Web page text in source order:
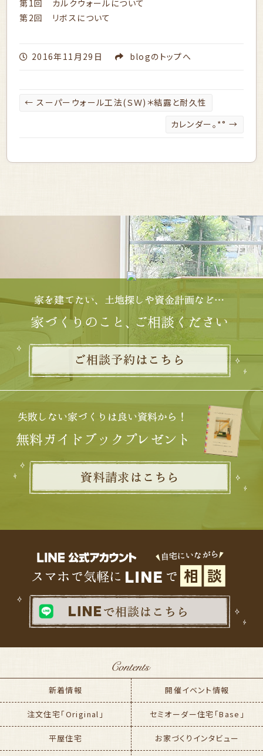
第1回 カルクウォール について
第2回 リボス について
2016年11月29日 blogのトップへ
← スーパーウォール工法(ＳＷ)＊結露と耐久性
カレンダー。*°→
新着情報 開催イベント情報
注文住宅「Original」 セミオーダー住宅「Base」
平屋住宅 お家づくりインタビュー